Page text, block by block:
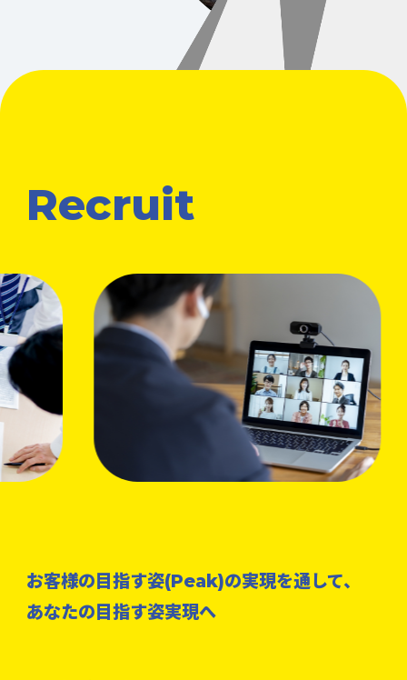
Recruit
お客様の目指す姿(Peak)の実現を通して、
あなたの目指す姿実現へ